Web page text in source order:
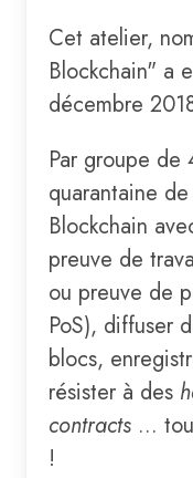
Cet atelier,
Blockchain" a
décembre
Par groupe de
quarantaine
Blockchain
preuve de
ou preuve de
PoS), diffuser
blocs,
résister à des
contracts ...
!